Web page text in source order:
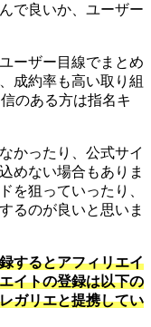
で良いか、ユーザー
ーザー目線でまとめ
成約率も高い取り組
のある方は指名キ
かったり、公式サイ
めない場合もありま
を狙っていったり、
るのが良いと思いま
するとアフィリエイ
イトの登録は以下の
ガリエと提携してい